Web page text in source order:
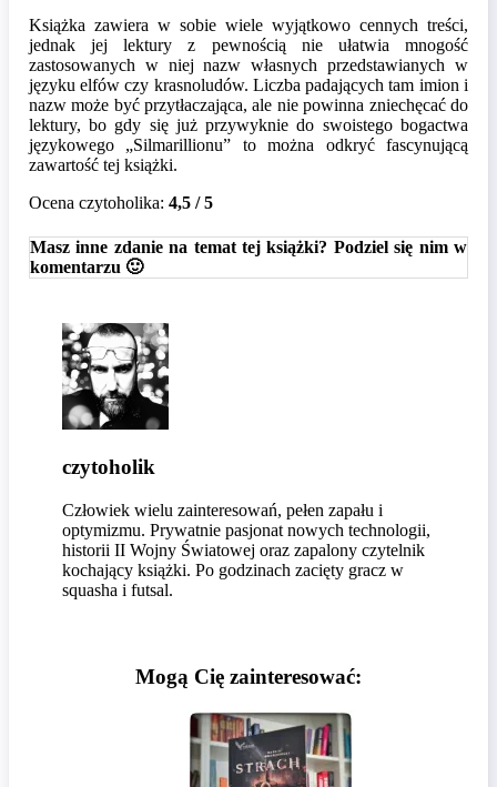
Książka zawiera w sobie wiele wyjątkowo cennych treści,
jednak jej lektury z pewnością nie ułatwia mnogość
zastosowanych w niej nazw własnych przedstawianych w
języku elfów czy krasnoludów. Liczba padających tam imion i
nazw może być przytłaczająca, ale nie powinna zniechęcać do
lektury, bo gdy się już przywyknie do swoistego bogactwa
językowego „Silmarillionu” to można odkryć fascynującą
zawartość tej książki.
Ocena czytoholika: 4,5 / 5
Masz inne zdanie na temat tej książki? Podziel się nim w
komentarzu 🙂
czytoholik
Człowiek wielu zainteresowań, pełen zapału i
optymizmu. Prywatnie pasjonat nowych technologii,
historii II Wojny Światowej oraz zapalony czytelnik
kochający książki. Po godzinach zacięty gracz w
squasha i futsal.
Mogą Cię zainteresować: